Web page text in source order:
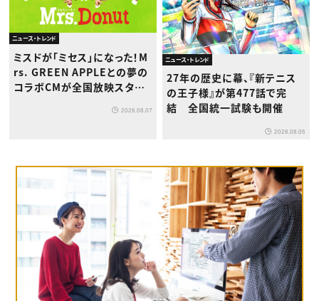
ニュース・トレンド
ミスドが「ミセス」になった！M
rs. GREEN APPLEとの夢の
コラボCMが全国放映スター
2026.08.07
ニュース・トレンド
27年の歴史に幕、『新テニス
の王子様』が第477話で完
結 全国統一試験も開催
2026.08.05